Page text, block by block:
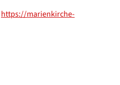
https://marienkirche-